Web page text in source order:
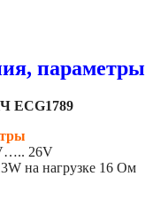
параметры
ECG1789
26V
на нагрузке 16 Ом